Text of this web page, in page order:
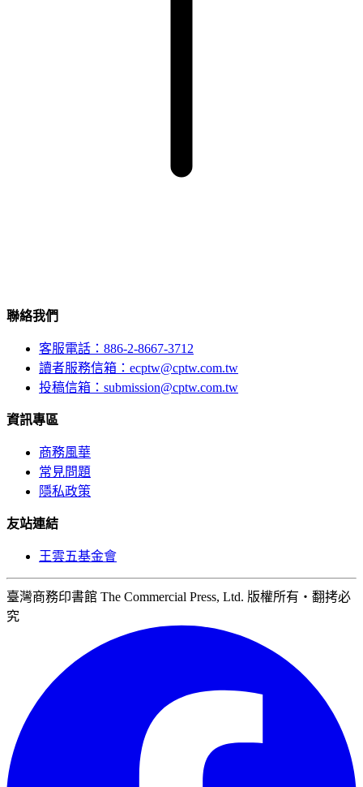
聯絡我們
客服電話：886-2-8667-3712
讀者服務信箱：ecptw@cptw.com.tw
投稿信箱： submission@cptw.com.tw
資訊專區
商務風華
常見問題
隱私政策
友站連結
王雲五基金會
臺灣商務印書館 The Commercial Press, Ltd. 版權所有‧翻拷必
究